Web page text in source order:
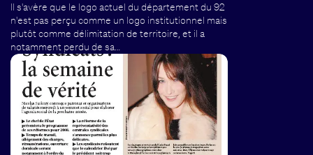
Il s'avère que le logo actuel du département du 92
n'est pas perçu comme un logo institutionnel mais
plutôt comme délimitation de territoire, et il a
notamment perdu de sa…